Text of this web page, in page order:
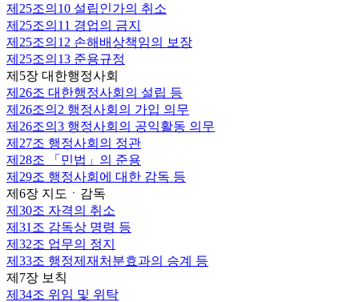
제25조의10 설립인가의 취소
제25조의11 경업의 금지
제25조의12 손해배상책임의 보장
제25조의13 준용규정
제5장 대한행정사회
제26조 대한행정사회의 설립 등
제26조의2 행정사회의 가입 의무
제26조의3 행정사회의 공익활동 의무
제27조 행정사회의 정관
제28조
「민법」의 준용
제29조 행정사회에 대한 감독 등
제6장 지도ㆍ감독
제30조 자격의 취소
제31조 감독상 명령 등
제32조 업무의 정지
제33조 행정제재처분효과의 승계 등
제7장 보칙
제34조 위임 및 위탁